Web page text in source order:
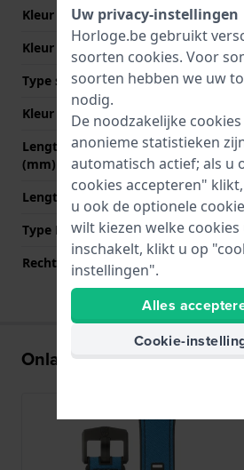
Kleur Band
Blauw
Kleur stiksel
Type sluiting
Gesp
Kleur sluiting
Zwart
Lengte band op 12 uur
(mm)
75 mm
Lengte band op 6 uur (mm)
125 mm
Type Bevestiging
Rechte aanzet
Ja
Onlangs bekeken
Uw privacy-instellingen
Horloge.be gebruikt
soorten cookies. Voor
soorten hebben we uw
nodig.
De noodzakelijke cookies
anonieme statistieken
automatisch actief; als u
cookies accepteren"
u ook de optionele
wilt kiezen welke cookies
inschakelt, klikt u op
instellingen".
Alles
Cookie-